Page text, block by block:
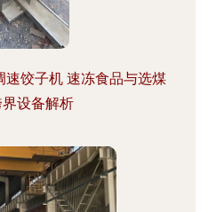
饺子机 速冻食品与选煤
设备解析